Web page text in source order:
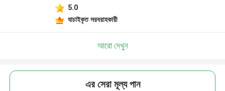
5.0
যাচাইকৃত সরবরাহকারী
আরো দেখুন
এর সেরা মূল্য পান